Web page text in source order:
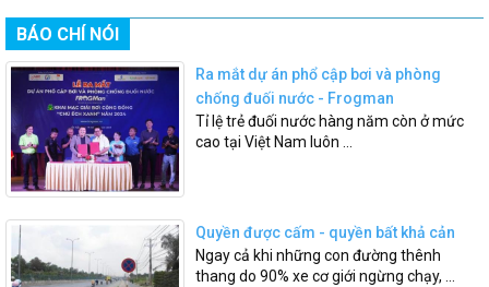
BÁO CHÍ NÓI
Ra mắt dự án phổ cập bơi và phòng
chống đuối nước - Frogman
Tỉ lệ trẻ đuối nước hàng năm còn ở mức
cao tại Việt Nam luôn ...
Quyền được cấm - quyền bất khả cản
Ngay cả khi những con đường thênh
thang do 90% xe cơ giới ngừng chạy, ...